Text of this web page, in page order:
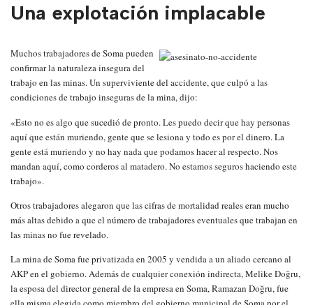
Una explotación implacable
Muchos trabajadores de Soma pueden
confirmar la naturaleza insegura del
trabajo en las minas. Un superviviente del accidente, que culpó a las
condiciones de trabajo inseguras de la mina, dijo:
«Esto no es algo que sucedió de pronto. Les puedo decir que hay personas
aquí que están muriendo, gente que se lesiona y todo es por el dinero. La
gente está muriendo y no hay nada que podamos hacer al respecto. Nos
mandan aquí, como corderos al matadero. No estamos seguros haciendo este
trabajo».
Otros trabajadores alegaron que las cifras de mortalidad reales eran mucho
más altas debido a que el número de trabajadores eventuales que trabajan en
las minas no fue revelado.
La mina de Soma fue privatizada en 2005 y vendida a un aliado cercano al
AKP en el gobierno. Además de cualquier conexión indirecta, Melike Doğru,
la esposa del director general de la empresa en Soma, Ramazan Doğru, fue